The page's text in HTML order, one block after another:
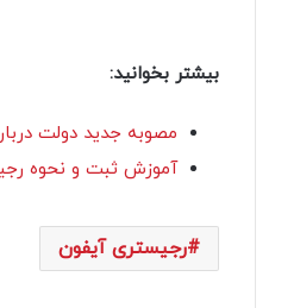
بیشتر بخوانید:
مصوبه جدید دولت
آموزش ثبت و نحوه
رجیستری آیفون